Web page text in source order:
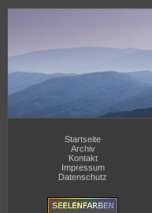
Startseite
Archiv
Kontakt
Impressum
Datenschutz